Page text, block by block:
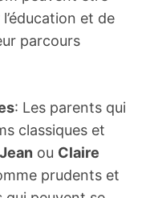
et de
parcours
: Les parents qui
classiques et
Jean ou Claire
prudents et